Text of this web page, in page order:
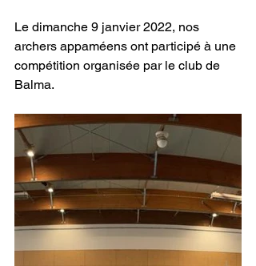
Le dimanche 9 janvier 2022, nos
archers appaméens ont participé à une
compétition organisée par le club de
Balma.